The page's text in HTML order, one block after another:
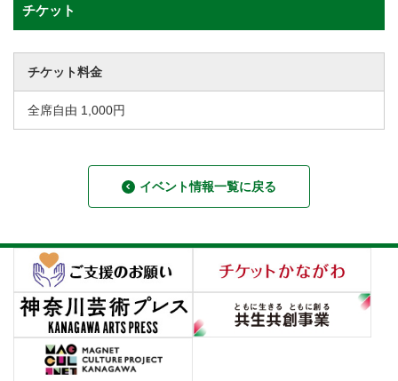
チケット
チケット料金
全席自由 1,000円
イベント情報一覧に戻る